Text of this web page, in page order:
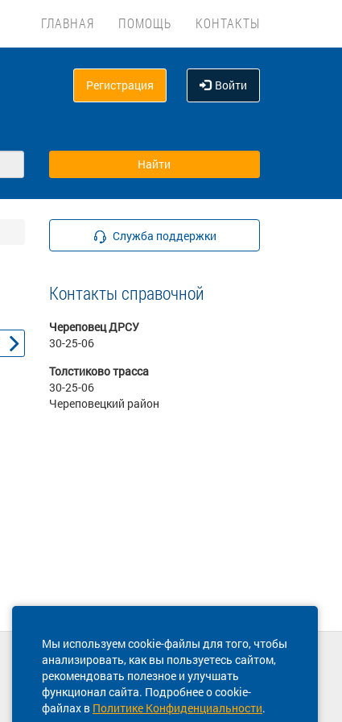
ГЛАВНАЯ ПОМОЩЬ КОНТАКТЫ
Регистрация Войти
Служба поддержки
Контакты справочной
Череповец ДРСУ
30-25-06
Толстиково трасса
30-25-06
Череповецкий район
Мы используем cookie-файлы для того, чтобы
анализировать, как вы пользуетесь сайтом,
рекомендовать полезное и улучшать
функционал сайта. Подробнее о cookie-
файлах в Политике Конфиденциальности.
Техническая поддержка сайта
8 800 600-03-38